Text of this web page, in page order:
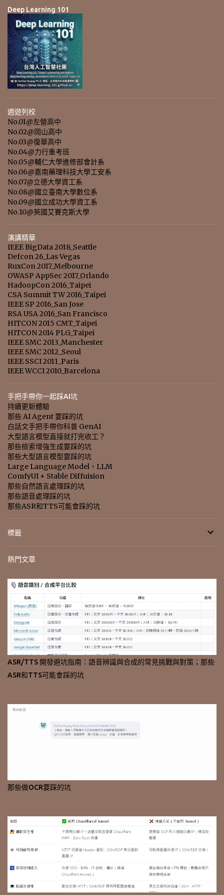
Deep Learning 101
週遊列校
No.01@左營高中
No.02@岡山高中
No.03@復華高中
No.04@力行重考班
No.05@輔仁大學進修部會計系
No.06@嘉南藥理科技大學工安系
No.07@立德大學資工系
No.08@國立臺南大學數位系
No.09@國立成功大學資工系
No.10@英國艾賽克斯大學
演講精華
IEEE BigData 2018_Seattle
Defcon 26_Las Vegas
RuxCon 2017_Melbourne
OWASP AppSec 2017_Orlando
HadoopCon 2016_Taipei
CSA Summit TW 2016_Taipei
IEEE SP 2016_San Jose
RSA USA 2016_San Francisco
HITCON 2015 CMT_Taipei
HITCON 2014 PLG_Taipei
IEEE SMC 2013_Manchester
IEEE SMC 2012_Seoul
IEEE SSCI 2011_Paris
IEEE WCCI 2010_Barcelona
手把手帶你一起踩AI坑
持續更新體驗
那些 AI Agent 要踩的坑
白話文手把手帶你科普 GenAI
大型語言模型直接就打完收工？
那些檢索增強生成要踩的坑
那些大型語言模型要踩的坑
Large Language Model，LLM
ComfyUI + Stable Diffuision
那些自然語言處理踩的坑
那些語音處理踩的坑
那些ASR和TTS可能會踩的坑
標籤
熱門文章
ASR/TTS 開發避坑指南：語音辨識與合成的常見挑戰與對策；那些
ASR和TTS可能會踩的坑
那些做OCR要踩的坑